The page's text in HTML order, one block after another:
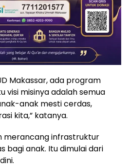
Makassar, ada program
visi misinya adalah semua
anak mesti cerdas,
kita,” katanya.
merancang infrastruktur
bagi anak. Itu dimulai dari